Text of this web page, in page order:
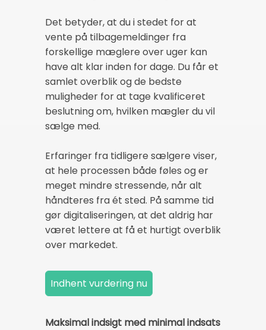
Det betyder, at du i stedet for at
vente på tilbagemeldinger fra
forskellige mæglere over uger kan
have alt klar inden for dage. Du får et
samlet overblik og de bedste
muligheder for at tage kvalificeret
beslutning om, hvilken mægler du vil
sælge med.
Erfaringer fra tidligere sælgere viser,
at hele processen både føles og er
meget mindre stressende, når alt
håndteres fra ét sted. På samme tid
gør digitaliseringen, at det aldrig har
været lettere at få et hurtigt overblik
over markedet.
Maksimal indsigt med minimal indsats